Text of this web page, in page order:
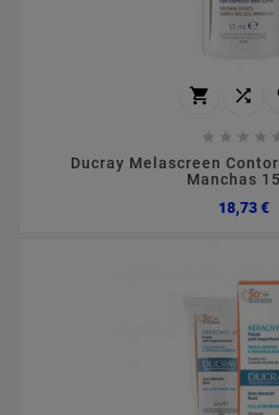
 
   
Ducray Melascreen
Manchas
18,73 €